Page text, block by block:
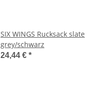
SIX WINGS Rucksack slate
grey/schwarz
24,44 € *